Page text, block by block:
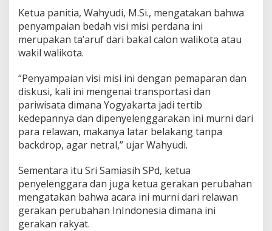
t
e
m
n
D
e
n
g
a
n
f
n
a
n
H
Ketua panitia, Wahyudi, M.Si., mengatakan bahwa
penyampaian bedah visi misi perdana ini
merupakan ta’aruf dari bakal calon walikota atau
wakil walikota.
“Penyampaian visi misi ini dengan pemaparan dan
diskusi, kali ini mengenai transportasi dan
pariwisata dimana Yogyakarta jadi tertib
kedepannya dan dipenyelenggarakan ini murni dari
para relawan, makanya latar belakang tanpa
backdrop, agar netral,” ujar Wahyudi.
Sementara itu Sri Samiasih SPd, ketua
penyelenggara dan juga ketua gerakan perubahan
mengatakan bahwa acara ini murni dari relawan
gerakan perubahan InIndonesia dimana ini
gerakan rakyat.